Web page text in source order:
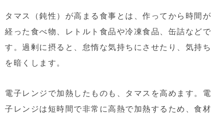
タマス（鈍性）が高まる食事とは、作ってから時間が
経った食べ物、レトルト食品や冷凍食品、缶詰などで
す。過剰に摂ると、怠惰な気持ちにさせたり、気持ち
を暗くします。
電子レンジで加熱したものも、タマスを高めます。電
子レンジは短時間で非常に高熱で加熱するため、食材